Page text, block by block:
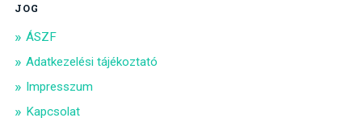
JOG
ÁSZF
Adatkezelési tájékoztató
Impresszum
Kapcsolat